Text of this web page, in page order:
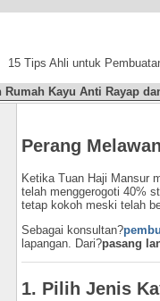
15 Tips Ahli untuk
Kayu Anti Rayap
Perang
Ketika Tuan Haji Mansur
telah menggerogoti 40%
tetap kokoh meski telah
Sebagai konsultan?
lapangan. Dari?pasang
1. Pilih Jenis